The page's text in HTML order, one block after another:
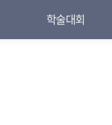
학술대회